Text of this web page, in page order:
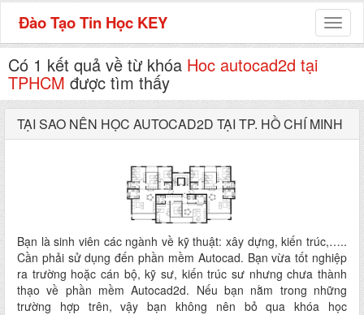
Đào Tạo Tin Học KEY
Có 1 kết quả về từ khóa Hoc autocad2d tại
TPHCM được tìm thấy
TẠI SAO NÊN HỌC AUTOCAD2D TẠI TP. HỒ CHÍ MINH
Bạn là sinh viên các ngành về kỹ thuật: xây dựng, kiến trúc,…..
Cần phải sử dụng đến phần mềm Autocad. Bạn vừa tốt nghiệp
ra trường hoặc cán bộ, kỹ sư, kiến trúc sư nhưng chưa thành
thạo về phần mềm Autocad2d. Nếu bạn nằm trong những
trường hợp trên, vậy bạn không nên bỏ qua khóa học